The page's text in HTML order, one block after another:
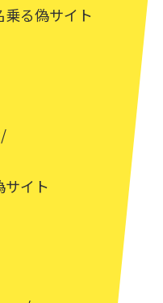
る偽サイト
イト